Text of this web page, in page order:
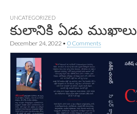
UNCATEGORIZED
కులానికి ఏడు ముఖాలు
December 24, 2022 • 0 Comments